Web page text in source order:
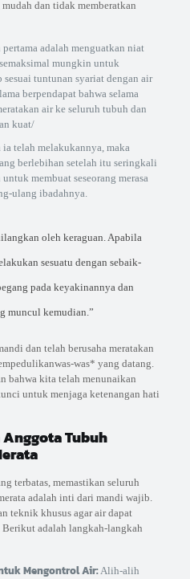
dan tidak memberatkan
adalah menguatkan niat
mungkin untuk
tuntunan syariat dengan air
berpendapat bahwa selama
air ke seluruh tubuh dan
kuat/
telah melakukannya, maka
berlebihan setelah itu seringkali
membuat seseorang merasa
ulang ibadahnya.
oleh keraguan. Apabila
sesuatu dengan sebaik-
pada keyakinannya dan
muncul kemudian.”
dan telah berusaha meratakan
was* yang datang.
bahwa kita telah menunaikan
untuk menjaga ketenangan hati
Tubuh
terbatas, memastikan seluruh
adalah inti dari mandi wajib.
teknik khusus agar air dapat
adalah langkah-langkah
Mengontrol Air:Alih-alih